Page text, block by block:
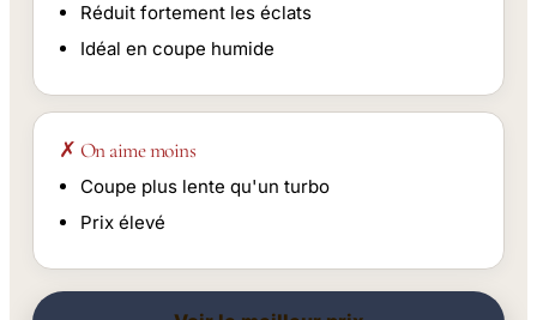
Réduit fortement les éclats
Idéal en coupe humide
✗ On aime moins
Coupe plus lente qu'un turbo
Prix élevé